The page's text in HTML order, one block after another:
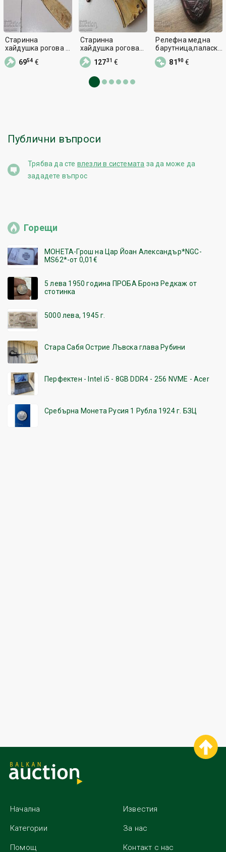
Старинна
хайдушка рогова и
кожена барутница
за пушка, пищов
6954 €
Старинна
хайдушка рогова
барутница за
пищов
12731 €
Релефна медна
барутница,паласка
, фишеклък, пищов,
пушка
8190 €
Публични въпроси
Трябва да сте влезли в системата за да може да
зададете въпрос
Горещи
МОНЕТА-Грош на Цар Йоан Александър*NGC-
MS62*-от 0,01€
5 лева 1950 година ПРОБА Бронз Редкаж от
стотинка
5000 лева, 1945 г.
Стара Сабя Острие Лъвска глава Рубини
Перфектен - Intel i5 - 8GB DDR4 - 256 NVME - Acer
Сребърна Монета Русия 1 Рубла 1924 г. БЗЦ
Начална
Категории
Помощ
Известия
За нас
Контакт с нас